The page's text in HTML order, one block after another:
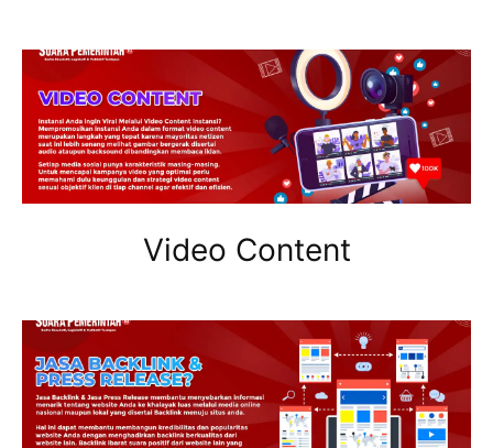
Video Content